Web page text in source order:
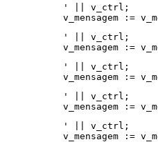
' || v_ctrl;
v_mensagem :=
' || v_ctrl;
v_mensagem :=
' || v_ctrl;
v_mensagem :=
' || v_ctrl;
v_mensagem :=
' || v_ctrl;
v_mensagem :=